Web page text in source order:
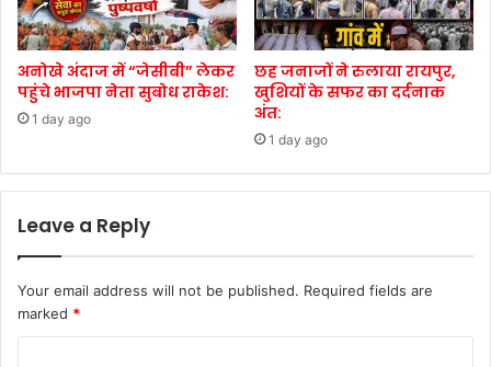
अनोखे अंदाज में “जेसीबी” लेकर
पहुंचे भाजपा नेता सुबोध राकेश:
1 day ago
छह जनाजों ने रुलाया रायपुर,
खुशियों के सफर का दर्दनाक
अंत:
1 day ago
Leave a Reply
Your email address will not be published. Required fields are
marked *